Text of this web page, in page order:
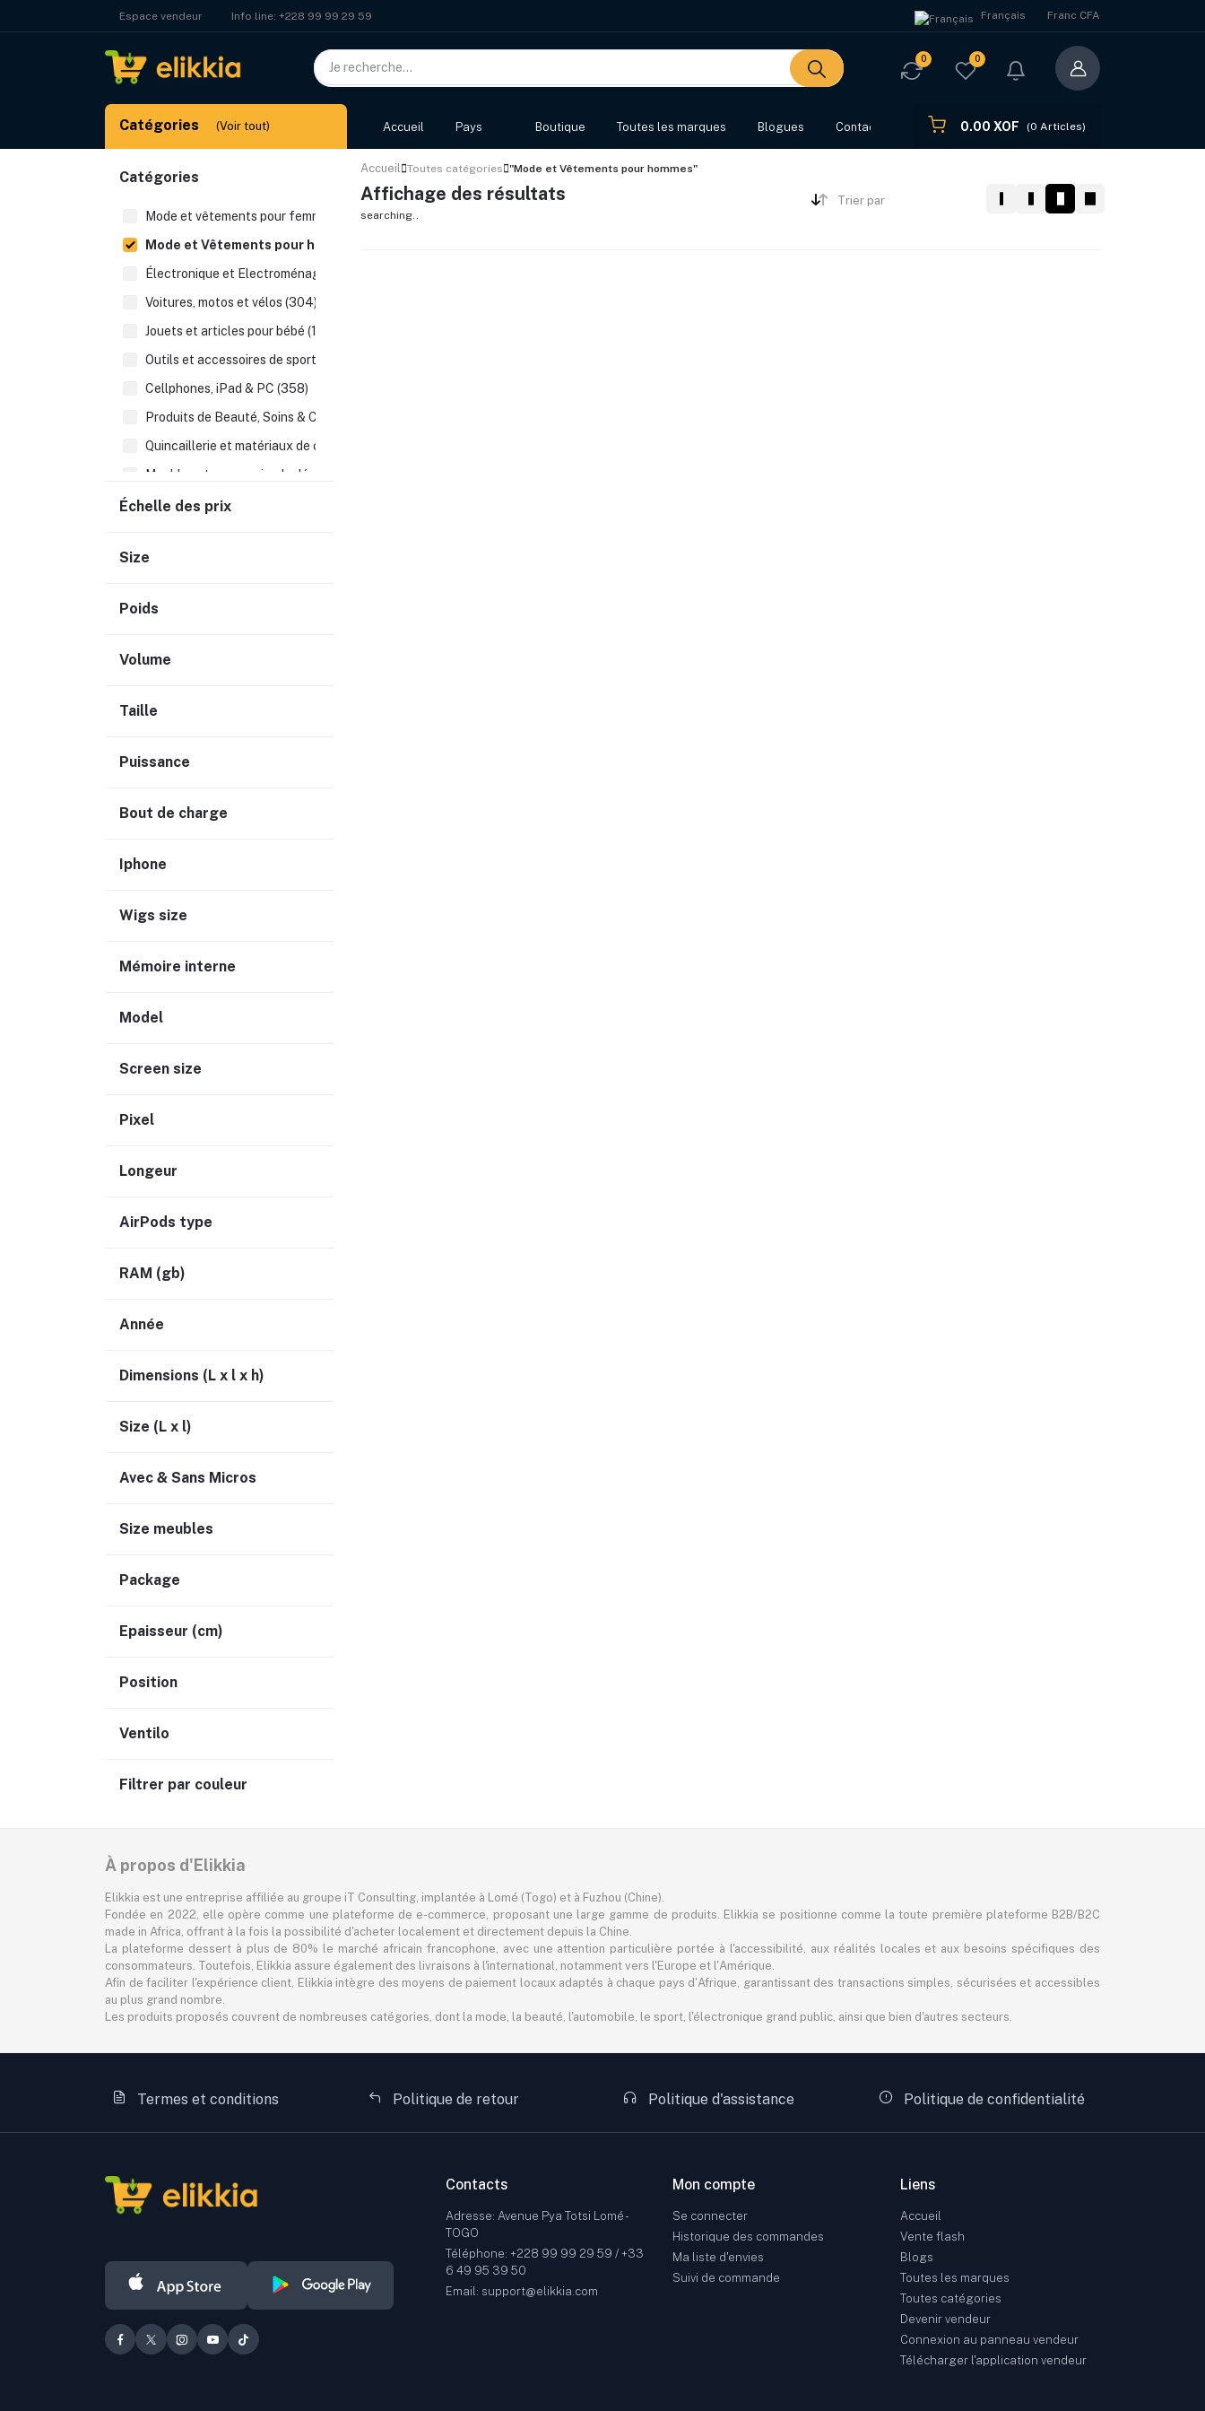
Espace vendeur Info line: +228 99 99 29 59 Français Franc CFA
0 0
Catégories (Voir tout) Accueil Pays Boutique Toutes les marques Blogues Contact 0.00 XOF (0 Articles)
Catégories
Mode et vêtements pour femmes (526)
Mode et Vêtements pour hommes (223)
Électronique et Electroménager (392)
Voitures, motos et vélos (304)
Jouets et articles pour bébé (123)
Outils et accessoires de sport (48)
Cellphones, iPad & PC (358)
Produits de Beauté, Soins & Cheveux (148)
Quincaillerie et matériaux de construction (70)
Meubles et accessoirs de décoration (180)
Alimentation générale (99)
Librairie & Fournitures scolaires (35)
Frais supplémentaires (7)
Échelle des prix
Size
Poids
Volume
Taille
Puissance
Bout de charge
Iphone
Wigs size
Mémoire interne
Model
Screen size
Pixel
Longeur
AirPods type
RAM (gb)
Année
Dimensions (L x l x h)
Size (L x l)
Avec & Sans Micros
Size meubles
Package
Epaisseur (cm)
Position
Ventilo
Filtrer par couleur
Accueil Toutes catégories "Mode et Vêtements pour hommes"
Affichage des résultats
searching..
Trier par
À propos d'Elikkia
Elikkia est une entreprise affiliée au groupe iT Consulting, implantée à Lomé (Togo) et à Fuzhou (Chine).
Fondée en 2022, elle opère comme une plateforme de e-commerce, proposant une large gamme de produits. Elikkia se positionne comme la toute première plateforme B2B/B2C
made in Africa, offrant à la fois la possibilité d'acheter localement et directement depuis la Chine.
La plateforme dessert à plus de 80% le marché africain francophone, avec une attention particulière portée à l'accessibilité, aux réalités locales et aux besoins spécifiques des
consommateurs. Toutefois, Elikkia assure également des livraisons à l'international, notamment vers l'Europe et l'Amérique.
Afin de faciliter l'expérience client, Elikkia intègre des moyens de paiement locaux adaptés à chaque pays d'Afrique, garantissant des transactions simples, sécurisées et accessibles
au plus grand nombre.
Les produits proposés couvrent de nombreuses catégories, dont la mode, la beauté, l'automobile, le sport, l'électronique grand public, ainsi que bien d'autres secteurs.
Termes et conditions Politique de retour Politique d'assistance Politique de confidentialité
Contacts
Adresse: Avenue Pya Totsi Lomé -
TOGO
Téléphone: +228 99 99 29 59 / +33
6 49 95 39 50
Email: support@elikkia.com
Mon compte
Se connecter
Historique des commandes
Ma liste d'envies
Suivi de commande
Liens
Accueil
Vente flash
Blogs
Toutes les marques
Toutes catégories
Devenir vendeur
Connexion au panneau vendeur
Télécharger l'application vendeur